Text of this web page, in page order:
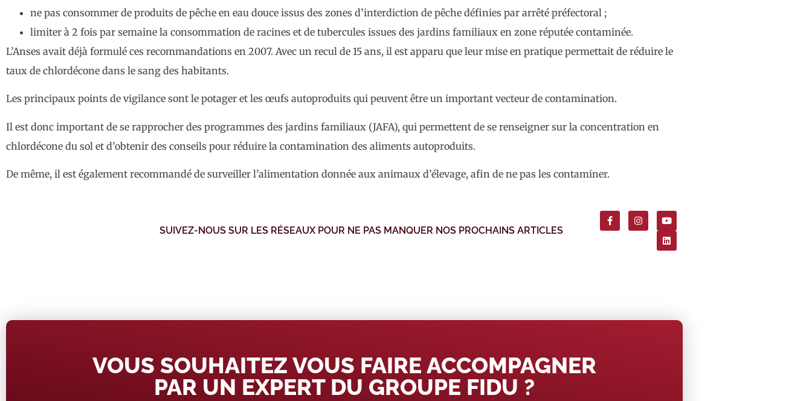
ne pas consommer de produits de pêche en eau douce issus des zones d’interdiction de pêche définies par arrêté préfectoral ;
limiter à 2 fois par semaine la consommation de racines et de tubercules issues des jardins familiaux en zone réputée contaminée.
L’Anses avait déjà formulé ces recommandations en 2007. Avec un recul de 15 ans, il est apparu que leur mise en pratique permettait de réduire le
taux de chlordécone dans le sang des habitants.
Les principaux points de vigilance sont le potager et les œufs autoproduits qui peuvent être un important vecteur de contamination.
Il est donc important de se rapprocher des programmes des jardins familiaux (JAFA), qui permettent de se renseigner sur la concentration en
chlordécone du sol et d’obtenir des conseils pour réduire la contamination des aliments autoproduits.
De même, il est également recommandé de surveiller l’alimentation donnée aux animaux d’élevage, afin de ne pas les contaminer.
SUIVEZ-NOUS SUR LES RÉSEAUX POUR NE PAS MANQUER NOS PROCHAINS ARTICLES
VOUS SOUHAITEZ VOUS FAIRE ACCOMPAGNER
PAR UN EXPERT DU GROUPE FIDU ?